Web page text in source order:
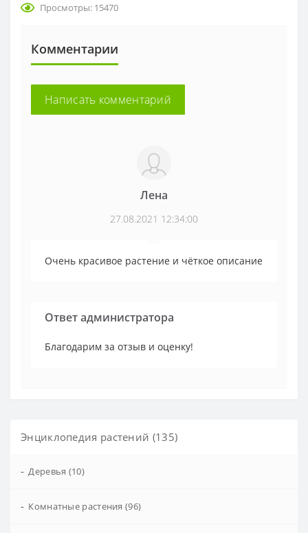
Просмотры: 15470
Комментарии
Написать комментарий
Лена
27.08.2021 12:34:00
Очень красивое растение и чёткое описание
Ответ администратора
Благодарим за отзыв и оценку!
Энциклопедия растений (135)
- Деревья (10)
- Комнатные растения (96)